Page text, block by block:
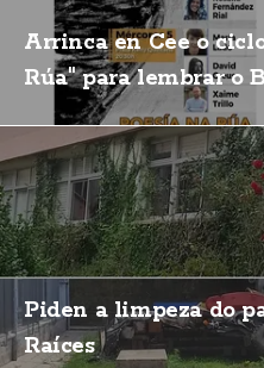
Arrinca en Cee o
Rúa" para lembrar o
Piden a limpeza do
Raíces